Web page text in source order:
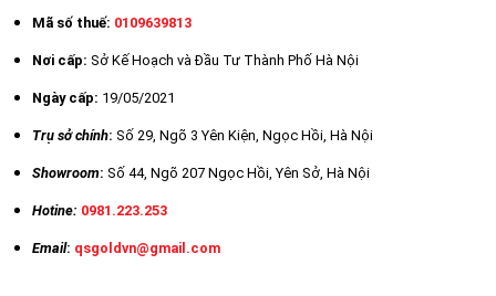
máy ghi nhiệt độ đa kênh UNi-T
UT3224+
Mã số thuế: 0109639813
Nơi cấp: Sở Kế Hoạch và Đầu Tư Thành Phố Hà Nội
Ngày cấp: 19/05/2021
Trụ sở chính: Số 29,Ngõ 3 Yên Kiện, Ngọc Hồi, Hà Nội
Showroom: Số 44, Ngõ 207 Ngọc Hồi, Yên Sở, Hà Nội
Hotine: 0981.223.253
Email: qsgoldvn@gmail.com